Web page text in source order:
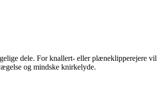
dele. For knallert- eller plæneklipperejere vil
og mindske knirkelyde.